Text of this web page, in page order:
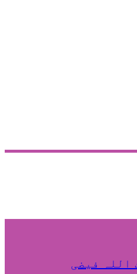
اللہ فیضی